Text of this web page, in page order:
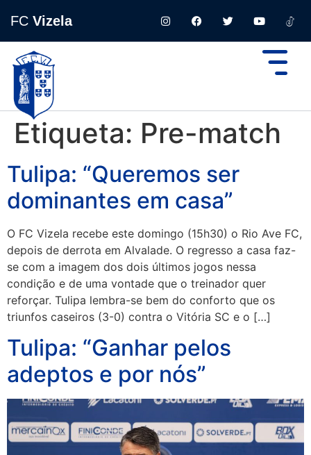
FC Vizela
Etiqueta: Pre-match
Tulipa: “Queremos ser
dominantes em casa”
O FC Vizela recebe este domingo (15h30) o Rio Ave FC,
depois de derrota em Alvalade. O regresso a casa faz-
se com a imagem dos dois últimos jogos nessa
condição e de uma vontade que o treinador quer
reforçar. Tulipa lembra-se bem do conforto que os
triunfos caseiros (3-0) contra o Vitória SC e o […]
Tulipa: “Ganhar pelos
adeptos e por nós”